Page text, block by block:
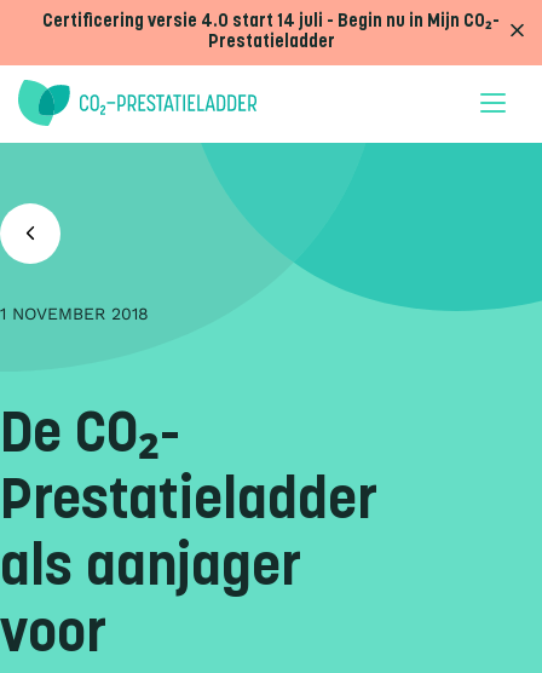
Certificering versie 4.0 start 14 juli - Begin nu in Mijn CO₂-
Prestatieladder
1 NOVEMBER 2018
De CO₂-
Prestatieladder
als aanjager
voor